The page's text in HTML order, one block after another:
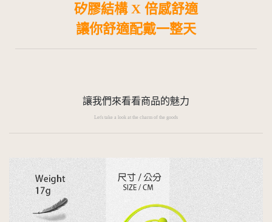
矽膠結構 X 倍感舒適
讓你舒適配戴一整天
讓我們來看看商品的魅力
Let's take a look at the charm of the goods